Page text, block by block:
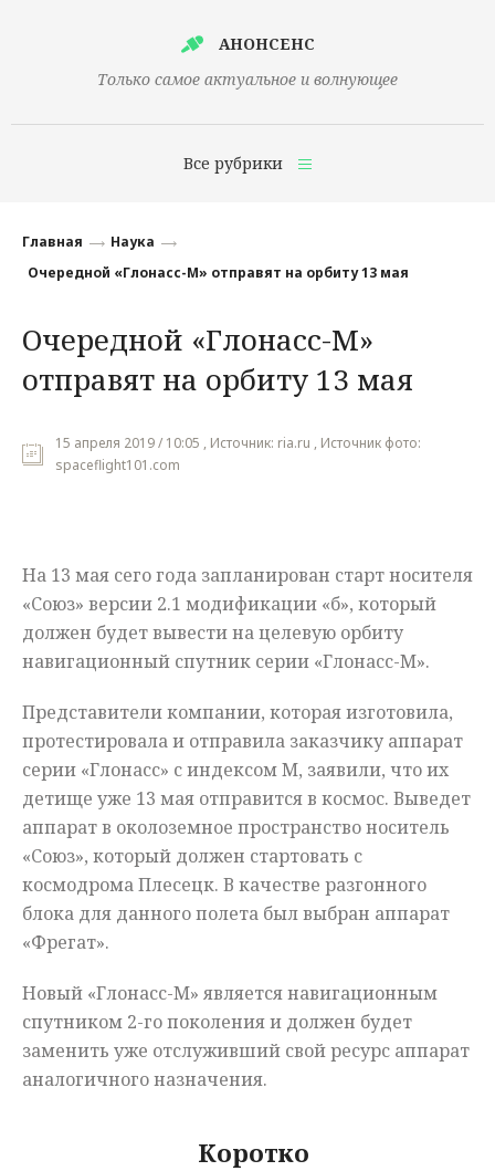
АНОНСЕНС
Только самое актуальное и волнующее
Все рубрики
Финансы
Наука
Культура
Общество
Происшествия
Главная
Наука
Очередной «Глонасс-М» отправят на орбиту 13 мая
Очередной «Глонасс-М»
отправят на орбиту 13 мая
15 апреля 2019 / 10:05 , Источник: ria.ru , Источник фото:
spaceflight101.com
На 13 мая сего года запланирован старт носителя
«Союз» версии 2.1 модификации «б», который
должен будет вывести на целевую орбиту
навигационный спутник серии «Глонасс-М».
Представители компании, которая изготовила,
протестировала и отправила заказчику аппарат
серии «Глонасс» с индексом М, заявили, что их
детище уже 13 мая отправится в космос. Выведет
аппарат в околоземное пространство носитель
«Союз», который должен стартовать с
космодрома Плесецк. В качестве разгонного
блока для данного полета был выбран аппарат
«Фрегат».
Новый «Глонасс-М» является навигационным
спутником 2-го поколения и должен будет
заменить уже отслуживший свой ресурс аппарат
аналогичного назначения.
Коротко